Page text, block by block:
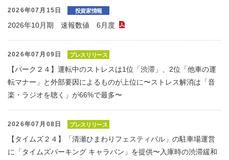
2026年07月15日 投資家情報
2026年10月期 速報数値 6月度
2026年07月09日 プレスリリース
【パーク２４】運転中のストレスは1位「渋滞」、2位「他車の運
転マナー」と外部要因によるものが上位に〜ストレス解消は「音
楽・ラジオを聴く」が66%で最多〜
2026年07月08日 プレスリリース
【タイムズ２４】「清瀬ひまわりフェスティバル」の駐車場運営
に「タイムズパーキング キャラバン」を提供〜入庫時の渋滞緩和